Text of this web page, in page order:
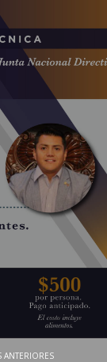
ANTERIORES